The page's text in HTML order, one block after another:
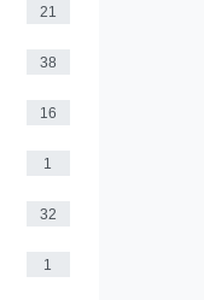
21
38
16
1
32
1